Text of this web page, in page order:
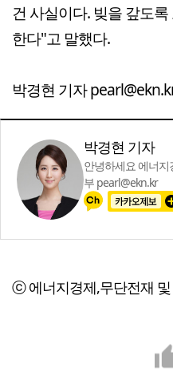
건 사실이다. 빚을 갚도
한다"고 말했다.
박경현 기자
박경현 기자
안녕하세요 에너
부 pearl@ekn.kr
ⓒ 에너지경제,무단전재 및